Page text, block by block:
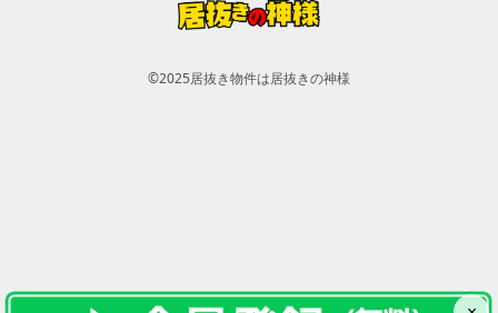
©2025居抜き物件は居抜きの神様